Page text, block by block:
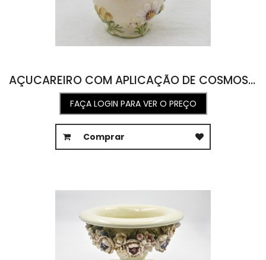
AÇUCAREIRO COM APLICAÇÃO DE COSMOS 9,2L X 7,8C X 10,1A
FAÇA LOGIN PARA VER O PREÇO
Comprar